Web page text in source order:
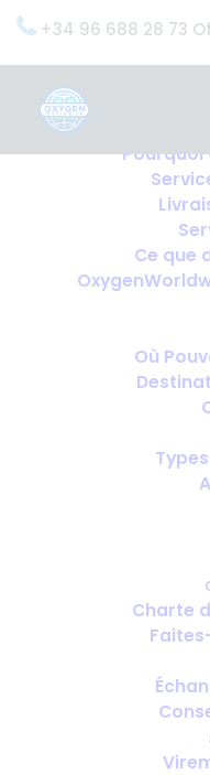
+34 96 688 28 73
Pourquoi
Ce que
Où
Charte
Voyager à
médicaux